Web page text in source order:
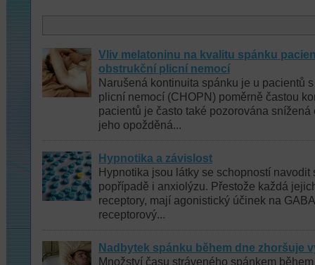
Vliv melatoninu na kvalitu spánku
obstrukční plicní nemocí
Narušená kontinuita spánku je u pacientů
plicní nemocí (CHOPN) poměrně častou
pacientů je často také pozorována snížená
jeho opožděná...
Hypnotika a závislost
Hypnotika jsou látky se schopností navodit
popřípadě i anxiolýzu. Přestože každá
receptory, mají agonistický účinek na
receptorový...
Nadbytek spánku během dne zhoršuje
Množství času stráveného spánkem